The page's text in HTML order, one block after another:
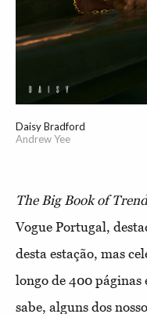
Daisy Bradford
Andrew Yee
The Big Book of
Vogue Portugal,
desta estação, mas
longo de 400 páginas
sabe, alguns dos